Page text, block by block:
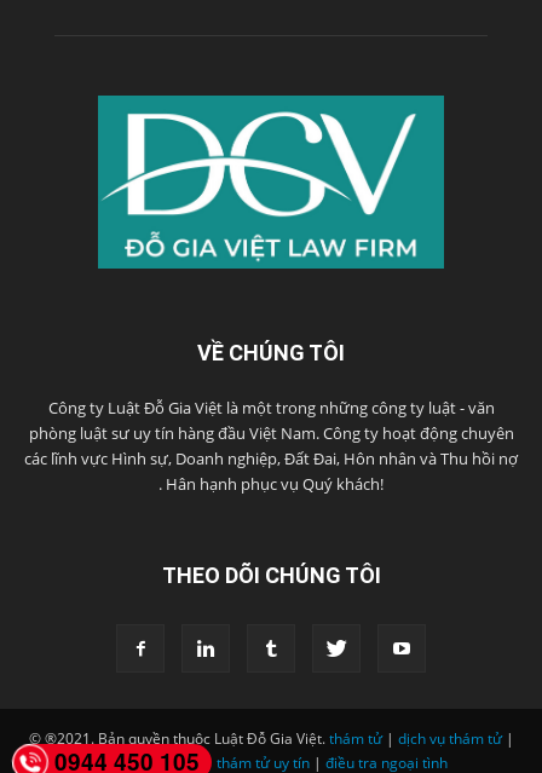
VỀ CHÚNG TÔI
Công ty Luật Đỗ Gia Việt là một trong những công ty luật - văn
phòng luật sư uy tín hàng đầu Việt Nam. Công ty hoạt động chuyên
các lĩnh vực Hình sự, Doanh nghiệp, Đất Đai, Hôn nhân và Thu hồi nợ
. Hân hạnh phục vụ Quý khách!
THEO DÕI CHÚNG TÔI
© ®2021. Bản quyền thuộc Luật Đỗ Gia Việt.thám tử| dịch vụ thám tử|
công ty thám tử | thám tử uy tín| điều tra ngoại tình
0944 450 105